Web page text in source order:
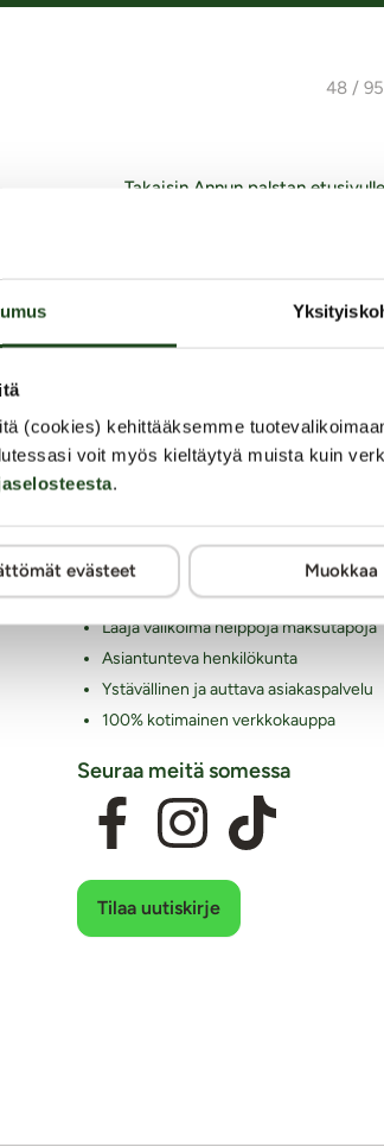
(cookies) kehittääksemme
voit myös kieltäytyä muista kuin
.
evästeet Muokkaa
48 / 95
Takaisin Annun palstan etusivulle
Laaja ja monipuolinen valikoima
Arkisin ennen klo 14 tehdyt tilaukset
Ilmainen toimitus yli 60€ tilauksiin
Paljon joustavia toimitustapoja alk. 0 €
Laaja valikoima helppoja maksutapoja
Asiantunteva henkilökunta
Ystävällinen ja auttava asiakaspalvelu
100% kotimainen verkkokauppa
Seuraa meitä somessa
Tilaa uutiskirje